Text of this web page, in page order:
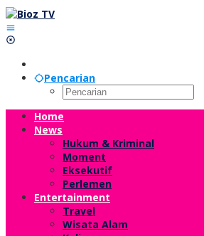
Lewati
ke
konten
Pencarian
Home
News
Hukum & Kriminal
Moment
Eksekutif
Perlemen
Entertainment
Travel
Wisata Alam